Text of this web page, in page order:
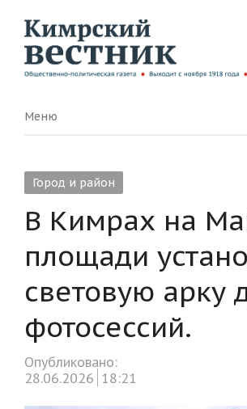
Menu
Меню
Город и район
В Кимрах на
площади
световую арку
фотосессий.
Опубликовано:
28.06.2026 18:21